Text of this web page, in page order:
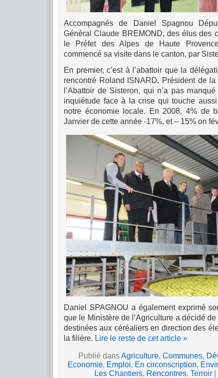
Accompagnés de Daniel Spagnou
Général Claude BREMOND, des élus des
le Préfet des Alpes de Haute
commencé sa visite dans le canton, par
En premier, c’est à l’abattoir que la
rencontré Roland ISNARD, Président de la
l’Abattoir de Sisteron, qui n’a pas
inquiétude face à la crise qui touche
notre économie locale. En 2008, 4% de
Janvier de cette année -17%, et – 15% on
Daniel SPAGNOU a également exprimé
que le Ministère de l’Agriculture a décidé
destinées aux céréaliers en direction des
la filière. Lire le reste de cet article »
Publié dansAgriculture, Communes,
Economie, Emploi, En circonscription,
Les Chantiers, Rencontres, Terroir